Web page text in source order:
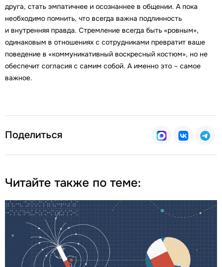
друга, стать эмпатичнее и осознаннее в общении. А пока
необходимо помнить, что всегда важна подлинность
и внутренняя правда. Стремление всегда быть «ровным»,
одинаковым в отношениях с сотрудниками превратит ваше
поведение в «коммуникативный воскресный костюм», но не
обеспечит согласия с самим собой. А именно это – самое
важное.
Поделиться
Читайте также по теме: